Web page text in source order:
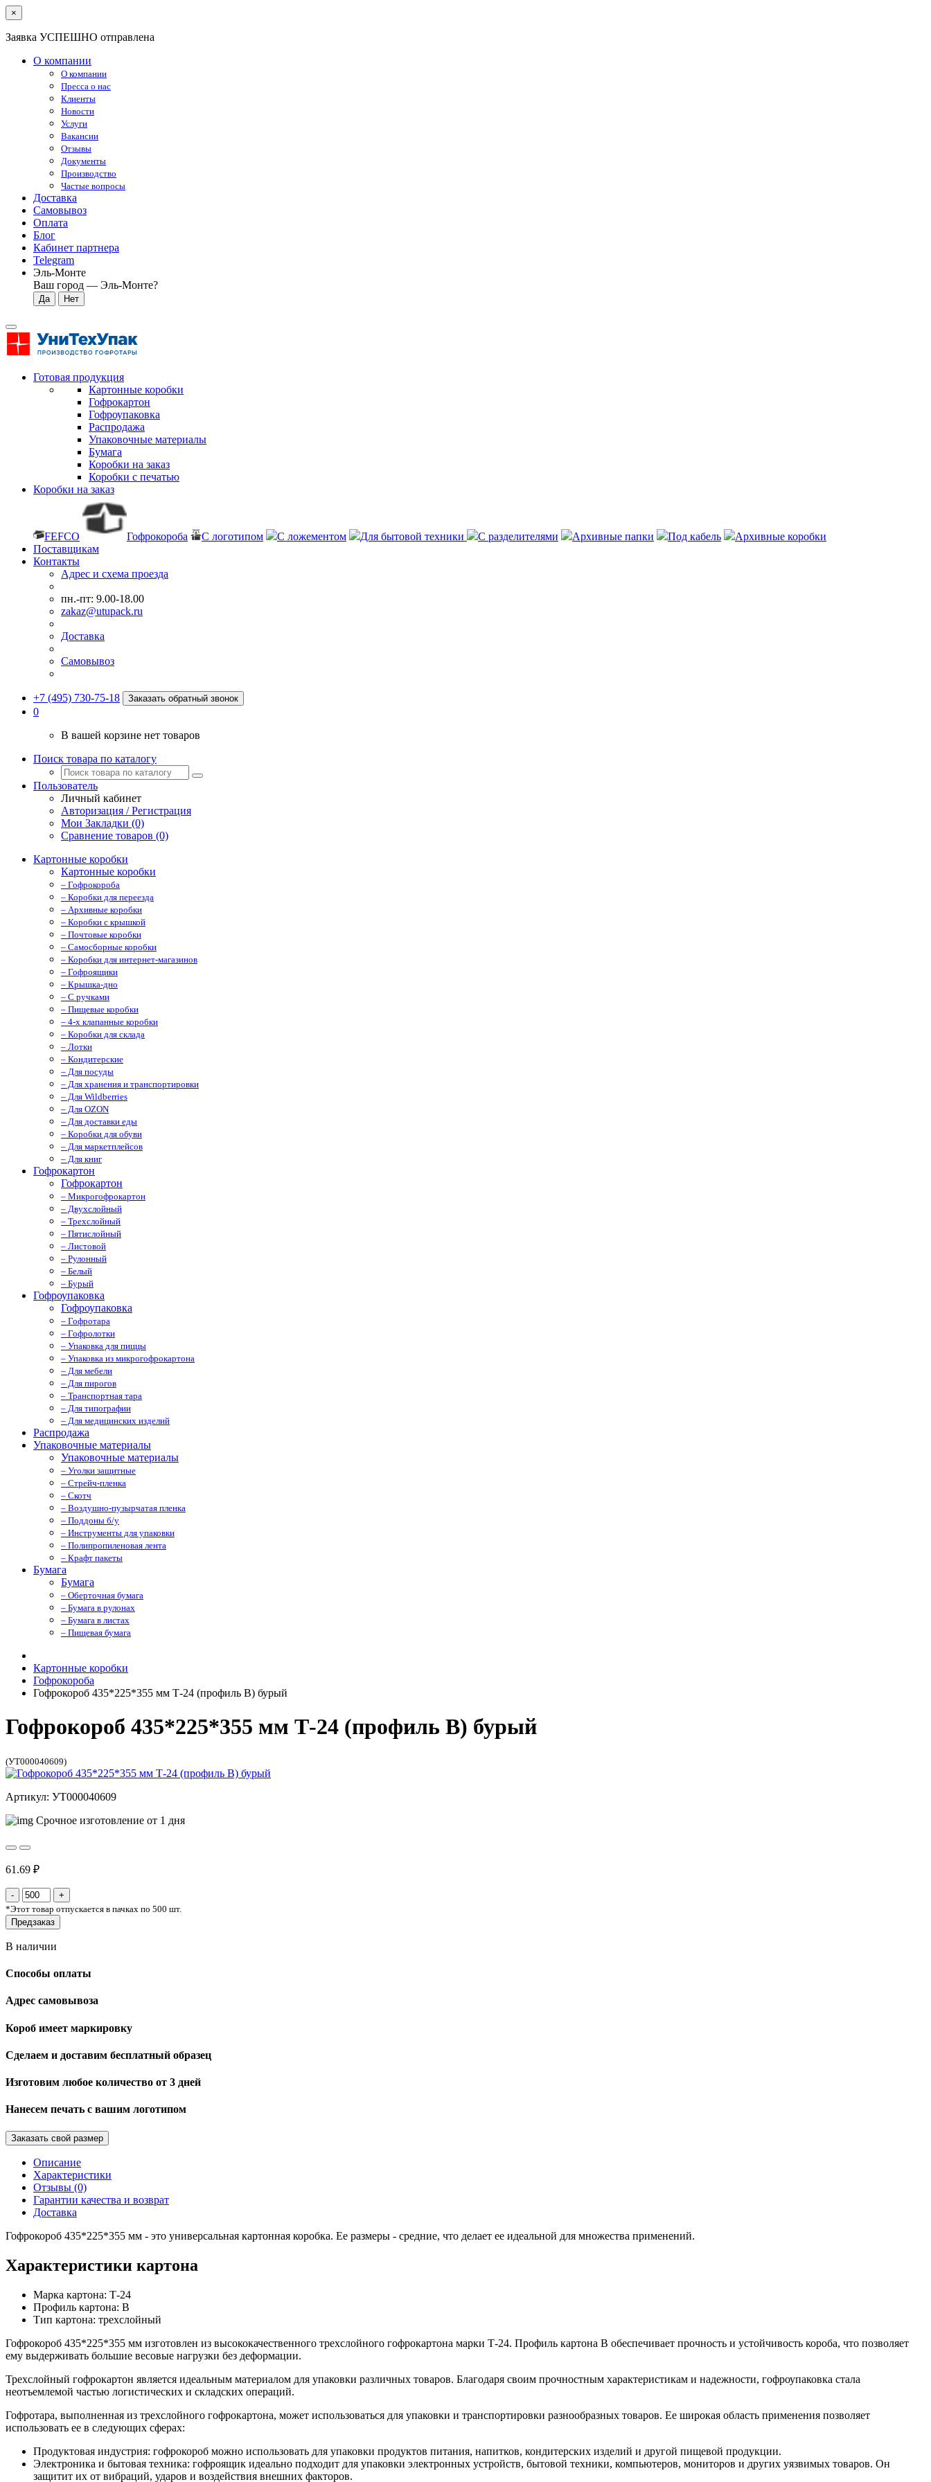
×
Заявка УСПЕШНО отправлена
О компании
О компании
Пресса о нас
Клиенты
Новости
Услуги
Вакансии
Отзывы
Документы
Производство
Частые вопросы
Доставка
Самовывоз
Оплата
Блог
Кабинет партнера
Telegram
Эль-Монте
Ваш город — Эль-Монте?
Готовая продукция
Картонные коробки
Гофрокартон
Гофроупаковка
Распродажа
Упаковочные материалы
Бумага
Коробки на заказ
Коробки с печатью
Коробки на заказ
FEFCO Гофрокороба С логотипом С ложементом Для бытовой техники С разделителями Архивные папки Под кабель
Архивные коробки
Поставщикам
Контакты
Адрес и схема проезда
пн.-пт: 9.00-18.00
zakaz@utupack.ru
Доставка
Самовывоз
+7 (495) 730-75-18 Заказать обратный звонок
0
В вашей корзине нет товаров
Поиск товара по каталогу
Пользователь
Личный кабинет
Авторизация / Регистрация
Мои Закладки (0)
Сравнение товаров (0)
Картонные коробки
Картонные коробки
– Гофрокороба
– Коробки для переезда
– Архивные коробки
– Коробки с крышкой
– Почтовые коробки
– Самосборные коробки
– Коробки для интернет-магазинов
– Гофроящики
– Крышка-дно
– С ручками
– Пищевые коробки
– 4-х клапанные коробки
– Коробки для склада
– Лотки
– Кондитерские
– Для посуды
– Для хранения и транспортировки
– Для Wildberries
– Для OZON
– Для доставки еды
– Коробки для обуви
– Для маркетплейсов
– Для книг
Гофрокартон
Гофрокартон
– Микрогофрокартон
– Двухслойный
– Трехслойный
– Пятислойный
– Листовой
– Рулонный
– Белый
– Бурый
Гофроупаковка
Гофроупаковка
– Гофротара
– Гофролотки
– Упаковка для пиццы
– Упаковка из микрогофрокартона
– Для мебели
– Для пирогов
– Транспортная тара
– Для типографии
– Для медицинских изделий
Распродажа
Упаковочные материалы
Упаковочные материалы
– Уголки защитные
– Стрейч-пленка
– Скотч
– Воздушно-пузырчатая пленка
– Поддоны б/у
– Инструменты для упаковки
– Полипропиленовая лента
– Крафт пакеты
Бумага
Бумага
– Оберточная бумага
– Бумага в рулонах
– Бумага в листах
– Пищевая бумага
Картонные коробки
Гофрокороба
Гофрокороб 435*225*355 мм Т-24 (профиль B) бурый
Гофрокороб 435*225*355 мм Т-24 (профиль B) бурый
(УТ000040609)
Артикул: УТ000040609
Срочное изготовление от 1 дня
61.69 ₽
*Этот товар отпускается в пачках по 500 шт.
Предзаказ
В наличии
Способы оплаты
Адрес самовывоза
Короб имеет маркировку
Сделаем и доставим бесплатный образец
Изготовим любое количество от 3 дней
Нанесем печать с вашим логотипом
Заказать свой размер
Описание
Характеристики
Отзывы (0)
Гарантии качества и возврат
Доставка
Гофрокороб 435*225*355 мм - это универсальная картонная коробка. Ее размеры - средние, что делает ее идеальной для множества применений.
Характеристики картона
Марка картона: Т-24
Профиль картона: В
Тип картона: трехслойный
Гофрокороб 435*225*355 мм изготовлен из высококачественного трехслойного гофрокартона марки Т-24. Профиль картона В обеспечивает прочность и устойчивость короба, что позволяет
ему выдерживать большие весовые нагрузки без деформации.
Трехслойный гофрокартон является идеальным материалом для упаковки различных товаров. Благодаря своим прочностным характеристикам и надежности, гофроупаковка стала
неотъемлемой частью логистических и складских операций.
Гофротара, выполненная из трехслойного гофрокартона, может использоваться для упаковки и транспортировки разнообразных товаров. Ее широкая область применения позволяет
использовать ее в следующих сферах:
Продуктовая индустрия: гофрокороб можно использовать для упаковки продуктов питания, напитков, кондитерских изделий и другой пищевой продукции.
Электроника и бытовая техника: гофроящик идеально подходит для упаковки электронных устройств, бытовой техники, компьютеров, мониторов и других уязвимых товаров. Он
защитит их от вибраций, ударов и воздействия внешних факторов.